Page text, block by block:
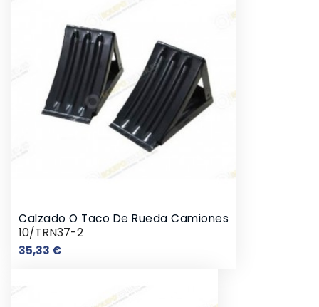
Calzado O Taco De Rueda Camiones
10/TRN37-2
35,33 €Precio